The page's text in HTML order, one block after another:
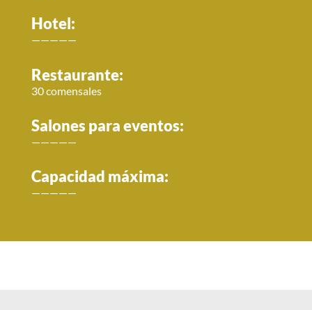
Hotel:
—————
Restaurante:
30 comensales
Salones para eventos:
—————
Capacidad máxima:
—————